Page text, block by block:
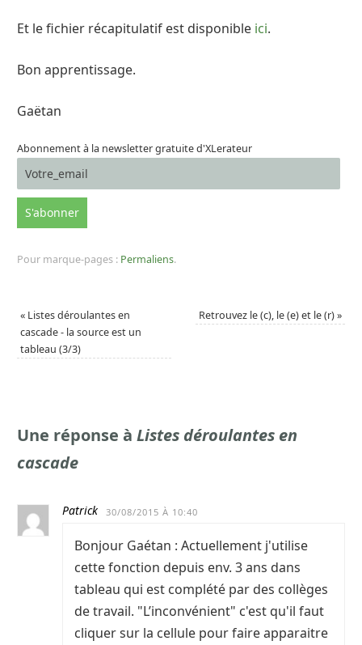
Et le fichier récapitulatif est disponible ici.
Bon apprentissage.
Gaëtan
Abonnement à la newsletter gratuite d'XLerateur
Pour marque-pages : Permaliens.
« Listes déroulantes en
cascade - la source est un
tableau (3/3)
Retrouvez le (c), le (e) et le (r)»
Une réponse à Listes déroulantes en
cascade
Patrick 30/08/2015 À 10:40
Bonjour Gaétan : Actuellement j'utilise
cette fonction depuis env. 3 ans dans
tableau qui est complété par des collèges
de travail. "L’inconvénient" c'est qu'il faut
cliquer sur la cellule pour faire apparaitre